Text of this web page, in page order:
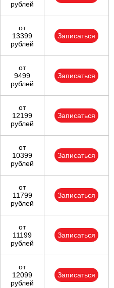
рублей
от
13399
рублей
Записаться
от
9499
рублей
Записаться
от
12199
рублей
Записаться
от
10399
рублей
Записаться
от
11799
рублей
Записаться
от
11199
рублей
Записаться
от
12099
рублей
Записаться